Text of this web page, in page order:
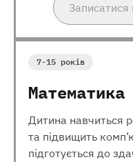
Записатися
7-15 років
Дитина навчиться
та підвищить
підготується до